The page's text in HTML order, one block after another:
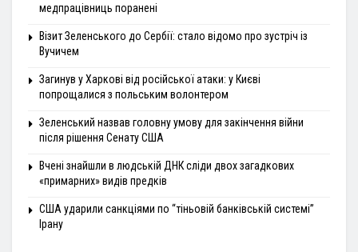
медпрацівниць поранені
Візит Зеленського до Сербії: стало відомо про зустріч із
Вучичем
Загинув у Харкові від російської атаки: у Києві
попрощалися з польським волонтером
Зеленський назвав головну умову для закінчення війни
після рішення Сенату США
Вчені знайшли в людській ДНК сліди двох загадкових
«примарних» видів предків
США ударили санкціями по “тіньовій банківській системі”
Ірану